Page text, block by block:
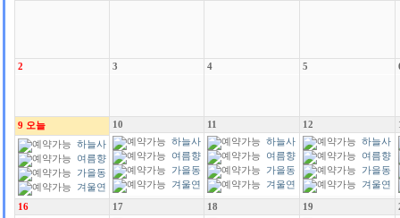
2 3 4 5
9 오늘
하늘사
랑
여름향
기
가을동
화
겨울연
가
10
하늘사
랑
여름향
기
가을동
화
겨울연
가
11
하늘사
랑
여름향
기
가을동
화
겨울연
가
12
하늘사
랑
여름향
기
가을동
화
겨울연
가
16
17
18
19